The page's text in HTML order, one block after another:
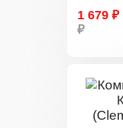
1 679 ₽
₽